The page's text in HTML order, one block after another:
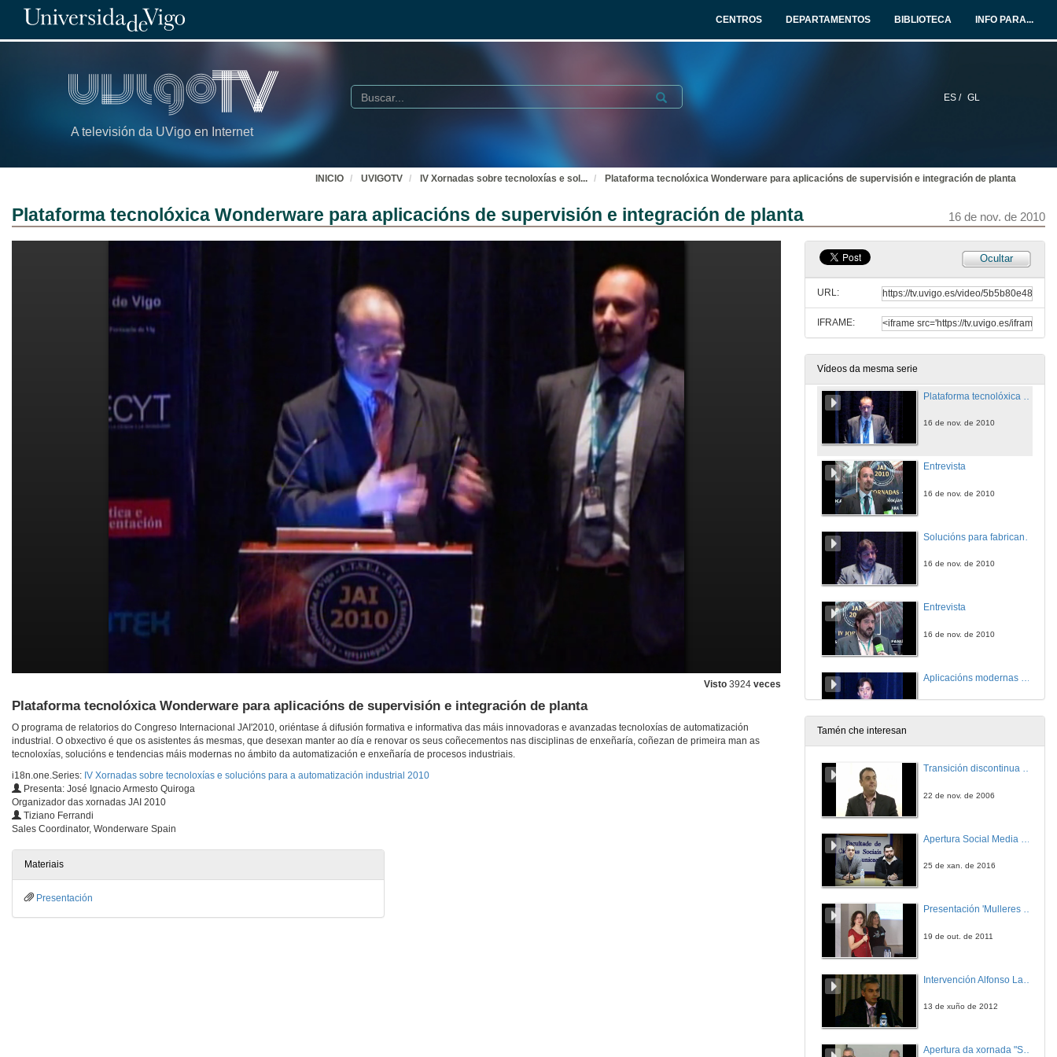
CENTROS DEPARTAMENTOS BIBLIOTECA INFO PARA...
A televisión da UVigo en Internet
ES / GL
Buscar Submit
INICIO UVIGOTV IV Xornadas sobre tecnoloxías e sol ... Plataforma tecnolóxica Wonderware para aplicacións de supervisión e integración de planta
Plataforma tecnolóxica Wonderware para aplicacións de supervisión e integración de planta 16 de nov. de 2010
Visto 3924 veces
Plataforma tecnolóxica Wonderware para aplicacións de supervisión e integración de planta
O programa de relatorios do Congreso Internacional JAI'2010, oriéntase á difusión formativa e informativa das máis innovadoras e avanzadas tecnoloxías de automatización
industrial. O obxectivo é que os asistentes ás mesmas, que desexan manter ao día e renovar os seus coñecementos nas disciplinas de enxeñaría, coñezan de primeira man as
tecnoloxías, solucións e tendencias máis modernas no ámbito da automatización e enxeñaría de procesos industriais.
i18n.one.Series: IV Xornadas sobre tecnoloxías e solucións para a automatización industrial 2010
Presenta: José Ignacio Armesto Quiroga
Organizador das xornadas JAI 2010
Tiziano Ferrandi
Sales Coordinator, Wonderware Spain
Materiais
Presentación
Ocultar
URL:
IFRAME:
Vídeos da mesma serie
Entrevista
Entrevista
16 de nov. de 2010
ISA: punto de encontro para o sector de automatización industrial
Entrevista
16 de nov. de 2010
16 de nov. de 2010
Entrevista
16 de nov. de 2010
16 de nov. de 2010
Entrevista
16 de nov. de 2010
Entrevista
16 de nov. de 2010
16 de nov. de 2010
Tamén che interesan
Transición discontinua de partículas de microgel termosensible
22 de nov. de 2006
25 de xan. de 2016
Presentación 'Mulleres no software libre'
19 de out. de 2011
13 de xuño de 2012
Apertura da xornada "Smart-Energy, Smart-City"